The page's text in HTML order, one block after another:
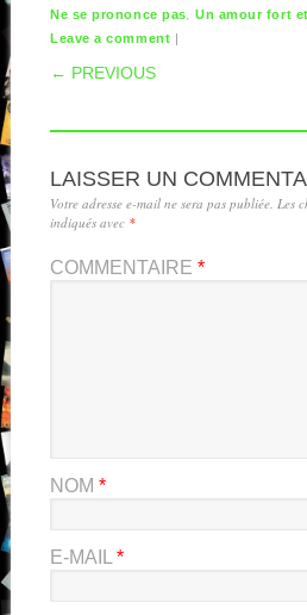
Ne se prononce pas Un amour fort
Leave a comment |
POST
← PREVIOUS
LAISSER UN
Votre adresse e-mail ne sera pas publiée. Les
indiqués avec *
COMMENTAIRE *
NOM *
E-MAIL *